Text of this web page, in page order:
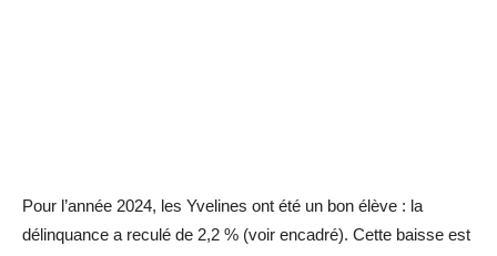
Pour l’année 2024, les Yvelines ont été un bon élève : la
délinquance a reculé de 2,2 % (voir encadré). Cette baisse est